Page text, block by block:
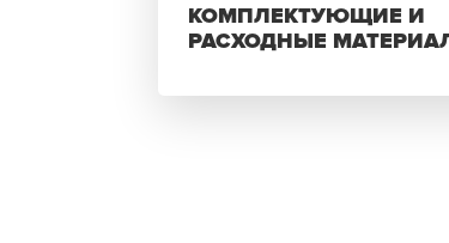
КОМПЛЕКТУЮЩИЕ И
РАСХОДНЫЕ